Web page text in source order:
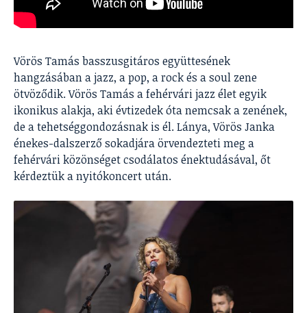
Vörös Tamás basszusgitáros együttesének
hangzásában a jazz, a pop, a rock és a soul zene
ötvöződik. Vörös Tamás a fehérvári jazz élet egyik
ikonikus alakja, aki évtizedek óta nemcsak a zenének,
de a tehetséggondozásnak is él. Lánya, Vörös Janka
énekes-dalszerző sokadjára örvendezteti meg a
fehérvári közönséget csodálatos énektudásával, őt
kérdeztük a nyitókoncert után.